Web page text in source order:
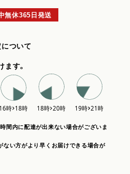
無休365日発送
ついて
す。
間内に配達が出来ない場合がございま
ない方がより早くお届けできる場合が